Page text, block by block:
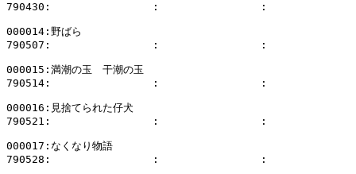
790430:                :                :
000014:野ばら
790507:                :                :
000015:満潮の玉　干潮の玉
790514:                :                :
000016:見捨てられた仔犬
790521:                :                :
000017:なくなり物語
790528:                :                :